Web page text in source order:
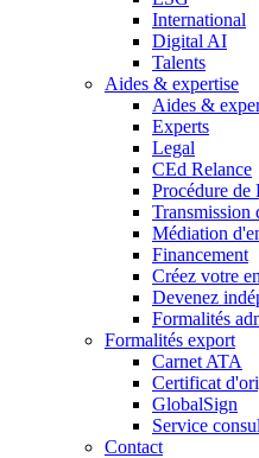
International
Digital AI
Talents
Aides & expertise
Aides &
Experts
Legal
CEd Relance
Procédure de
Transmission
Médiation
Financement
Créez votre
Devenez
Formalités
Formalités export
Carnet ATA
Certificat
GlobalSign
Service
Contact